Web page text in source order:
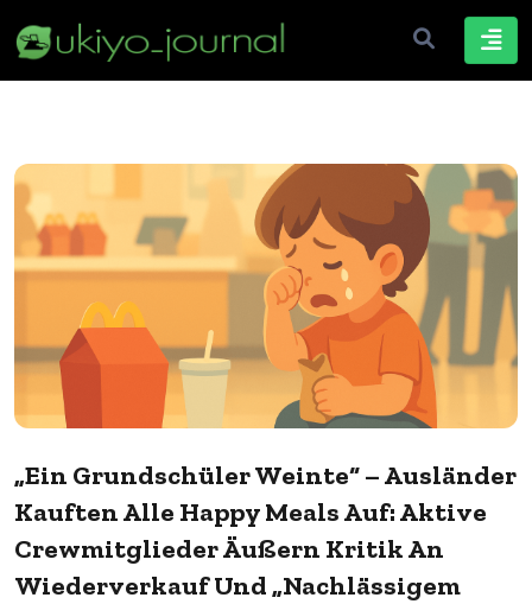
„Ein Grundschüler Weinte“ – Ausländer
Kauften Alle Happy Meals Auf: Aktive
Crewmitglieder Äußern Kritik An
Wiederverkauf Und „nachlässigem